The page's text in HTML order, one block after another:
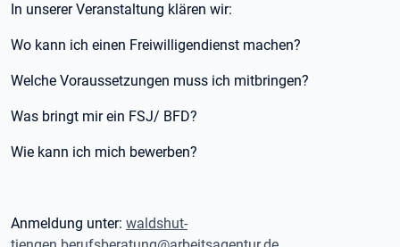
In unserer Veranstaltung klären wir:
Wo kann ich einen Freiwilligendienst machen?
Welche Voraussetzungen muss ich mitbringen?
Was bringt mir ein FSJ/ BFD?
Wie kann ich mich bewerben?
Anmeldung unter: waldshut-